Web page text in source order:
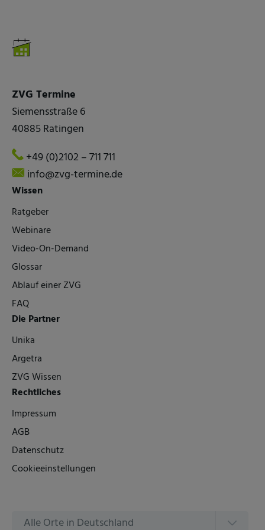
ZVG Termine
Siemensstraße 6
40885 Ratingen
+49 (0)2102 – 711 711
info@zvg-termine.de
Wissen
Ratgeber
Webinare
Video-On-Demand
Glossar
Ablauf einer ZVG
FAQ
Die Partner
Unika
Argetra
ZVG Wissen
Rechtliches
Impressum
AGB
Datenschutz
Cookieeinstellungen
Alle Orte in Deutschland